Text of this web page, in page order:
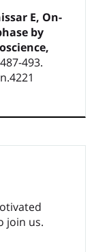
E, On-
by
493.
join us.